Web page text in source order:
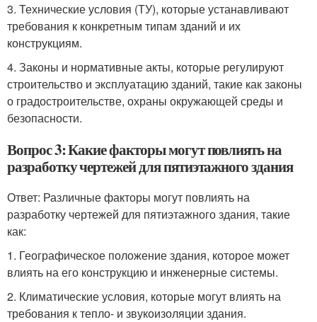
3. Технические условия (ТУ), которые устанавливают
требования к конкретным типам зданий и их
конструкциям.
4. Законы и нормативные акты, которые регулируют
строительство и эксплуатацию зданий, такие как законы
о градостроительстве, охраны окружающей среды и
безопасности.
Вопрос 3: Какие факторы могут повлиять на
разработку чертежей для пятиэтажного здания
Ответ: Различные факторы могут повлиять на
разработку чертежей для пятиэтажного здания, такие
как:
1. Географическое положение здания, которое может
влиять на его конструкцию и инженерные системы.
2. Климатические условия, которые могут влиять на
требования к тепло- и звукоизоляции здания.